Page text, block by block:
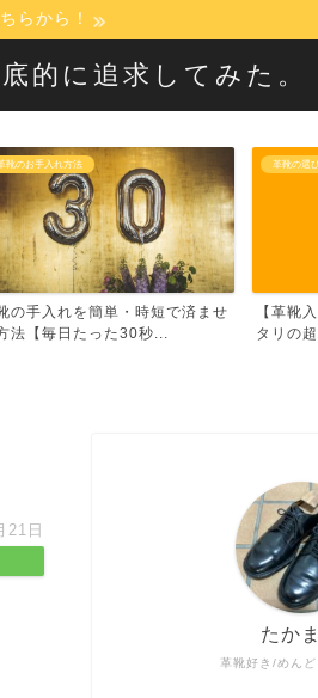
らから！
的に追求してみた。
靴の選び方
靴入門】はじめての革靴にピッ
の超定番デザインとは...
革靴の選
【最強
選び方
21日
革靴好き/めん
たか